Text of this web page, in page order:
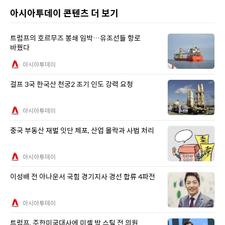
아시아투데이 콘텐츠 더 보기
트럼프의 호르무즈 봉쇄 임박…유조선들 항로
바꿨다
아시아투데이
걸프 3국 한국산 천궁2 조기 인도 강력 요청
아시아투데이
중국 부동산 재벌 잇단 체포, 산업 몰락과 사법 처리
아시아투데이
이성배 전 아나운서 국힘 경기지사 경선 합류 4파전
아시아투데이
트럼프, 주한미국대사에 미셸 박 스틸 전 의원